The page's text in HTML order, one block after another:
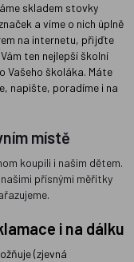
skladem stovky
a víme o nich úplně
na internetu, přijďte
ten nejlepší školní
Vašeho školáka. Máte
napište, poradíme i na
místě
koupili i našim dětem.
přísnými měřítky
i na dálku
(zjevná